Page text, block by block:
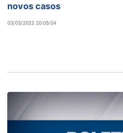
novos casos
03/03/2022 20:05:04